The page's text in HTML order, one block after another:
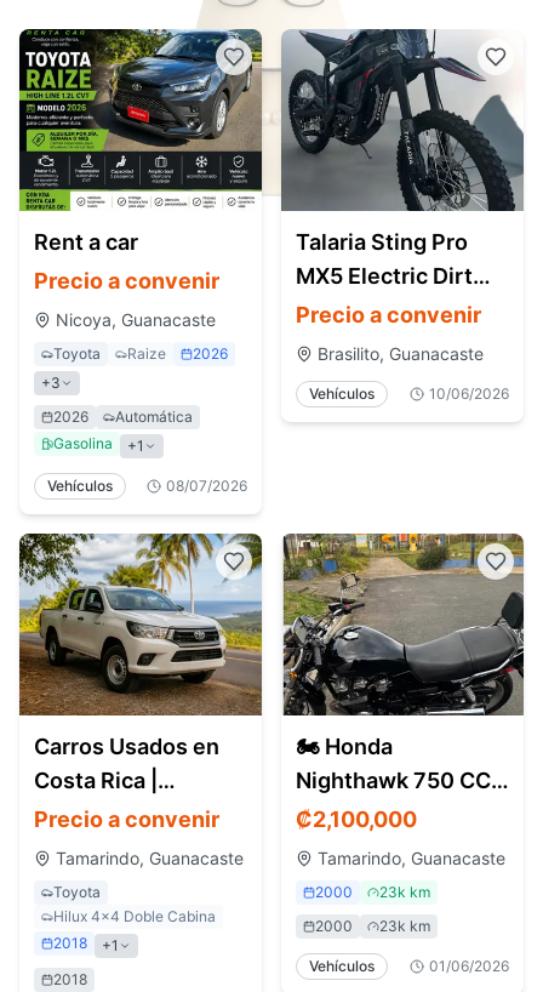
Rent a car
Precio a convenir
Nicoya, Guanacaste
Toyota Raize
2026
+3
2026
Automática
Gasolina
+1
Vehículos 08/07/2026
Talaria Sting Pro
MX5 Electric Dirt
Bike (Off-Road)
Precio a convenir
Brasilito, Guanacaste
Vehículos 10/06/2026
Carros Usados en
Costa Rica |
Encuentra
Vehículos en Todo
el País
Precio a convenir
Tamarindo, Guanacaste
Toyota
Hilux 4x4 Doble Cabina
2018
+1
2018
🏍️ Honda
Nighthawk 750 CC –
Modelo 2000
₡2,100,000
Tamarindo, Guanacaste
2000
23k km
2000
23k km
Vehículos 01/06/2026